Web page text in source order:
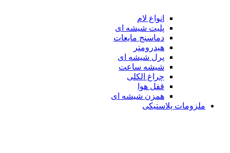
انواع لام
پلیت شیشه ای
دماسنج مایعات
هیدرومتر
پرل شیشه ای
شیشه ساعت
چراغ الکلی
قفل هوا
همزن شیشه ای
ملزومات پلاستیکی